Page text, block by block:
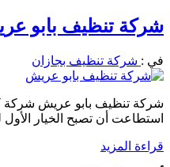
شركة تنظيف بابو
في : شركة تنظيف بجازان
شركة تنظيف بابو عريش شركة
استطاعت أن تصبح الخيار
قراءة المزيد